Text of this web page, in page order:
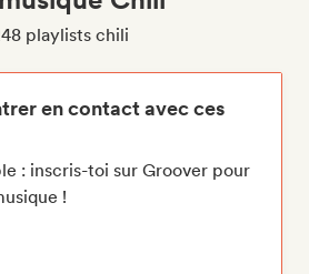
playlists chili
en contact avec ces
: inscris-toi sur Groover pour
!